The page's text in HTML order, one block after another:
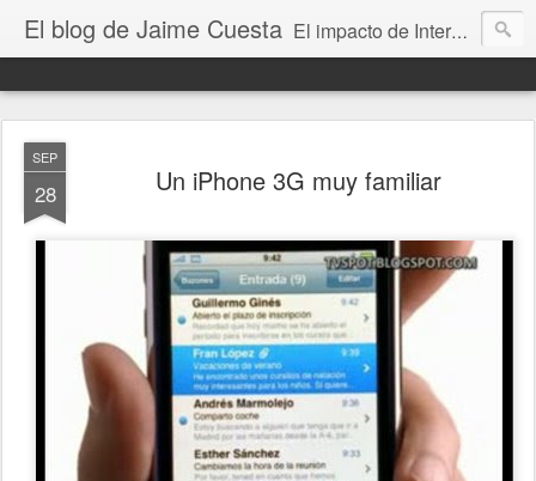
El blog de Jaime Cuesta El impacto de Internet en la sociedad visto con mis propios ojos
SEP
28 Un iPhone 3G muy familiar